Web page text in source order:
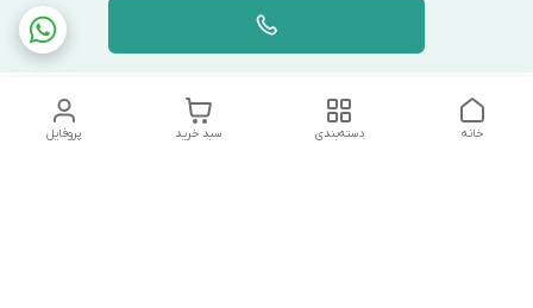
پروفایل سبد خرید دسته‌بندی خانه